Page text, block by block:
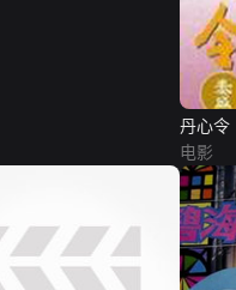
丹心令
电影